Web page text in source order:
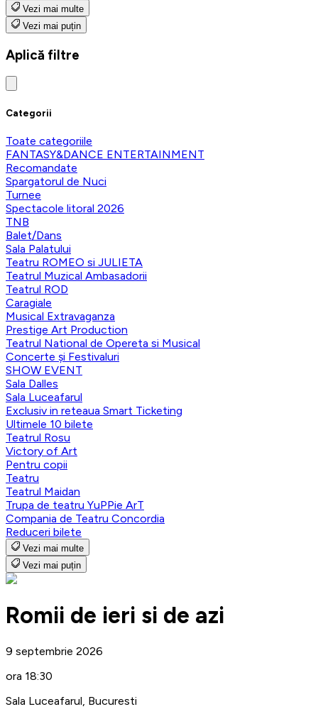
Vezi mai multe
Vezi mai puțin
Aplică filtre
Categorii
Toate categoriile
FANTASY&DANCE ENTERTAINMENT
Recomandate
Spargatorul de Nuci
Turnee
Spectacole litoral 2026
TNB
Balet/Dans
Sala Palatului
Teatru ROMEO si JULIETA
Teatrul Muzical Ambasadorii
Teatrul ROD
Caragiale
Musical Extravaganza
Prestige Art Production
Teatrul National de Opereta si Musical
Concerte și Festivaluri
SHOW EVENT
Sala Dalles
Sala Luceafarul
Exclusiv in reteaua Smart Ticketing
Ultimele 10 bilete
Teatrul Rosu
Victory of Art
Pentru copii
Teatru
Teatrul Maidan
Trupa de teatru YuPPie ArT
Compania de Teatru Concordia
Reduceri bilete
Vezi mai multe
Vezi mai puțin
Romii de ieri si de azi
9 septembrie 2026
ora 18:30
Sala Luceafarul, Bucuresti